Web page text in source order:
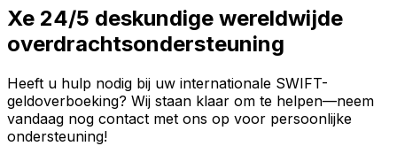
Xe 24/5 deskundige wereldwijde
overdrachtsondersteuning
Heeft u hulp nodig bij uw internationale SWIFT-
geldoverboeking? Wij staan klaar om te helpen—neem
vandaag nog contact met ons op voor persoonlijke
ondersteuning!